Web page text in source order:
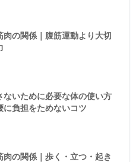
肉の関係｜腹筋運動より大切
ないために必要な体の使い方
に負担をためないコツ
肉の関係｜歩く・立つ・起き